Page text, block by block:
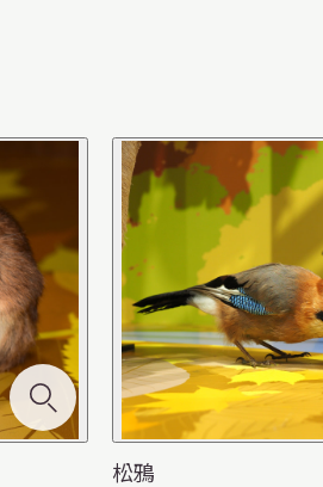
松鴉